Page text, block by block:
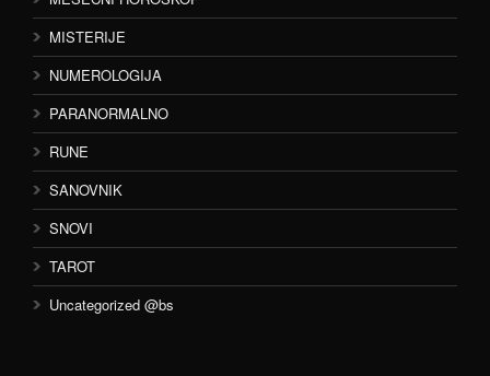
MISTERIJE
NUMEROLOGIJA
PARANORMALNO
RUNE
SANOVNIK
SNOVI
TAROT
Uncategorized @bs